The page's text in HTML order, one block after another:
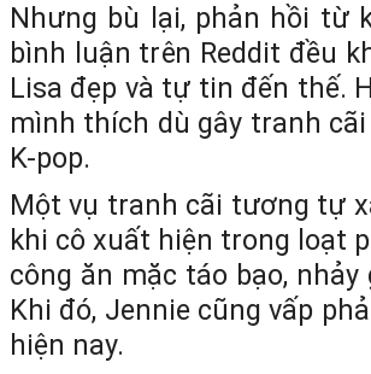
Nhưng bù lại, phản hồi từ
bình luận trên Reddit đều
Lisa đẹp và tự tin đến thế.
mình thích dù gây tranh
K-pop.
Một vụ tranh cãi tương tự
khi cô xuất hiện trong loạt
công ăn mặc táo bạo,
Khi đó, Jennie cũng vấp
hiện nay.